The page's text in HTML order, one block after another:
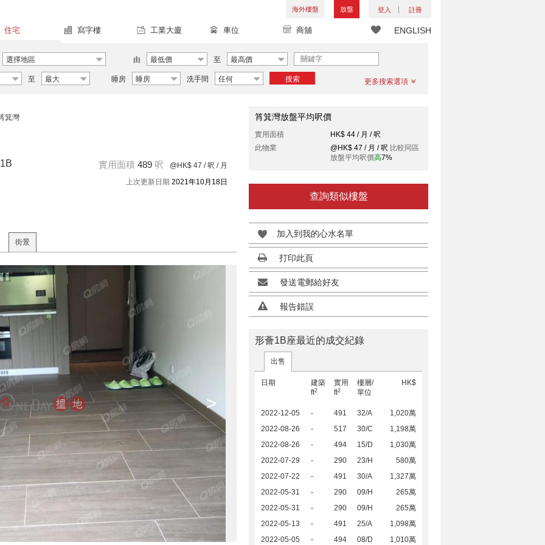
海外樓盤 放盤 登入 註冊
ENGLISH
住宅 寫字樓 工業大廈 車位 商舖
選擇地區 由 最低價 至 最高價
至 最大 睡房 睡房 洗手間 任何 搜索 更多搜索選項
箕灣
實用面積 489 呎 @HK$ 47 / 呎 / 月
上次更新日期 2021年10月18日
街景
>
筲箕灣放盤平均呎價
實用面積
HK$ 44 / 月 / 呎
此物業
@HK$ 47 / 月 / 呎 比較同區
放盤平均呎價高7%
查詢類似樓盤
加入到我的心水名單
打印此頁
發送電郵給好友
報告錯誤
形薈1B座最近的成交紀錄
出售
日期
建築
ft2
實用
ft2
樓層/
單位
HK$
2022-12-05 - 491 32/A
1,020萬
2022-08-26
- 517 30/C
1,198萬
2022-08-26
- 494 15/D
1,030萬
2022-07-29
- 290 23/H
580萬
2022-07-22
- 491 30/A
1,327萬
2022-05-31
- 290 09/H
265萬
2022-05-31
- 290 09/H
265萬
2022-05-13
- 491 25/A
1,098萬
2022-05-05
- 494 08/D 1,010萬